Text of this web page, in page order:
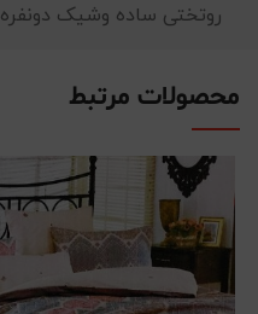
روتختی ساده وشیک دونفره
محصولات مرتبط